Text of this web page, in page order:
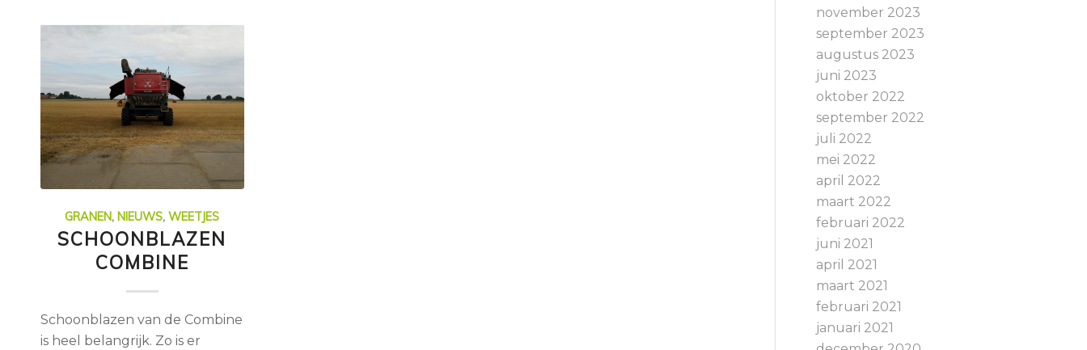
GRANEN, NIEUWS,WEETJES
SCHOONBLAZEN
COMBINE
Schoonblazen van de Combine
is heel belangrijk. Zo is er
november 2023
september 2023
augustus 2023
juni 2023
oktober 2022
september 2022
juli 2022
mei 2022
april 2022
maart 2022
februari 2022
juni 2021
april 2021
maart 2021
februari 2021
januari 2021